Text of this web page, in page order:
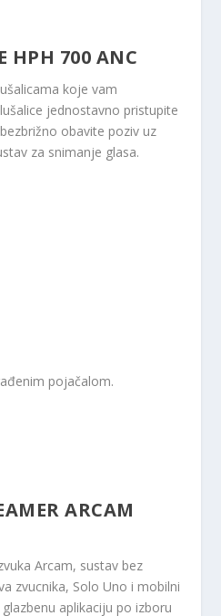
HPH 700 ANC
koje vam
jednostavno pristupite
obavite poziv uz
za snimanje glasa.
pojačalom.
ARCAM
Arcam, sustav bez
zvucnika, Solo Uno i mobilni
aplikaciju po izboru